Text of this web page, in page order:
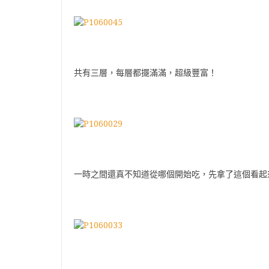
共有三層，每層都擺滿滿，超級豐富！
一時之間還真不知道從哪個開始吃，先拿了這個看起